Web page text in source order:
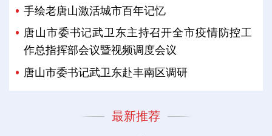
手绘老唐山激活城市百年记忆
唐山市委书记武卫东主持召开全市疫情防控工
作总指挥部会议暨视频调度会议
唐山市委书记武卫东赴丰南区调研
最新推荐